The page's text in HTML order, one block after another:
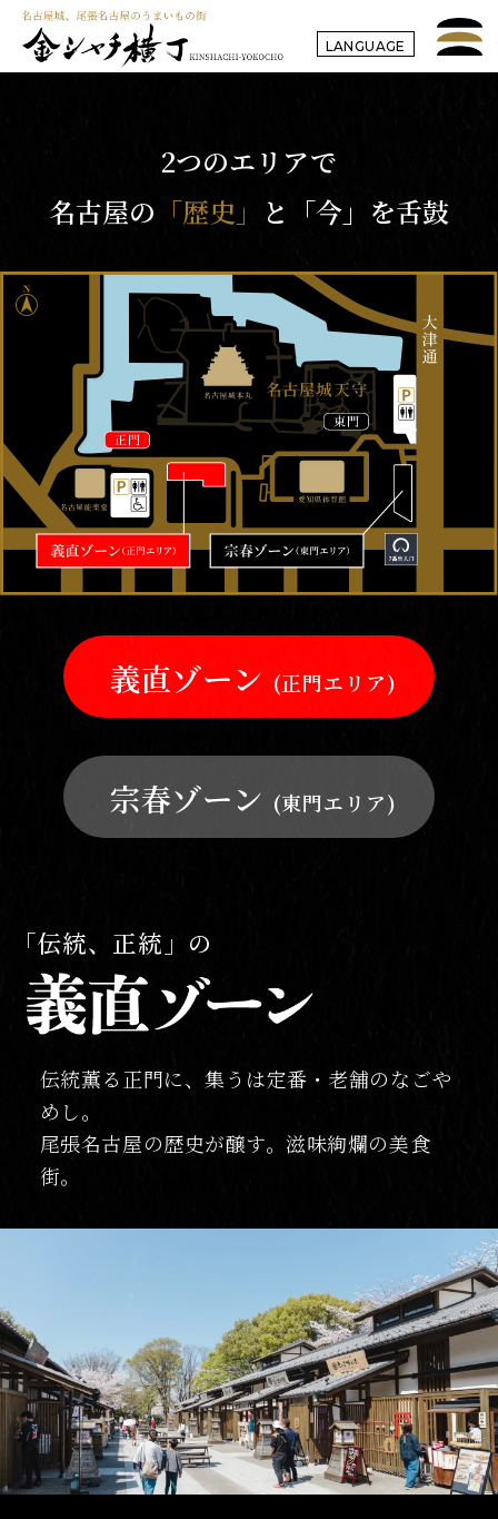
LANGUAGE
2つのエリアで
名古屋の 「歴史」 と 「今」 を舌鼓
義直ゾーン (正門エリア)
宗春ゾーン (東門エリア)
「伝統、正統」の
伝統薫る正門に、集うは定番・老舗のなごや
めし。
尾張名古屋の歴史が醸す。滋味絢爛の美食
街。
「新風、変化」の
新風起こす東門。集うは気鋭の店舗たち。
新しき食の文化を描き出す、美味繚乱の晴れ
舞台。